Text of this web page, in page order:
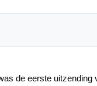
de eerste uitzending